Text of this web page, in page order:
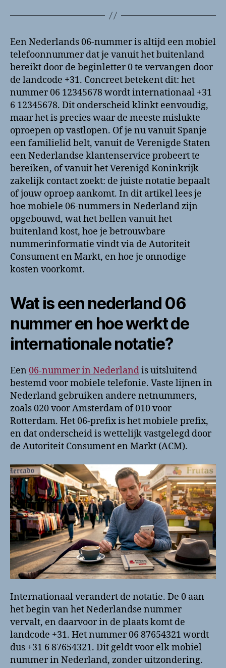
Een Nederlands 06-nummer is altijd een mobiel
telefoonnummer dat je vanuit het buitenland
bereikt door de beginletter 0 te vervangen door
de landcode +31. Concreet betekent dit: het
nummer 06 12345678 wordt internationaal +31
6 12345678. Dit onderscheid klinkt eenvoudig,
maar het is precies waar de meeste mislukte
oproepen op vastlopen. Of je nu vanuit Spanje
een familielid belt, vanuit de Verenigde Staten
een Nederlandse klantenservice probeert te
bereiken, of vanuit het Verenigd Koninkrijk
zakelijk contact zoekt: de juiste notatie bepaalt
of jouw oproep aankomt. In dit artikel lees je
hoe mobiele 06-nummers in Nederland zijn
opgebouwd, wat het bellen vanuit het
buitenland kost, hoe je betrouwbare
nummerinformatie vindt via de Autoriteit
Consument en Markt, en hoe je onnodige
kosten voorkomt.
Wat is een nederland 06
nummer en hoe werkt de
internationale notatie?
Een 06-nummer in Nederlandis uitsluitend
bestemd voor mobiele telefonie. Vaste lijnen in
Nederland gebruiken andere netnummers,
zoals 020 voor Amsterdam of 010 voor
Rotterdam. Het 06-prefix is het mobiele prefix,
en dat onderscheid is wettelijk vastgelegd door
de Autoriteit Consument en Markt (ACM).
Internationaal verandert de notatie. De 0 aan
het begin van het Nederlandse nummer
vervalt, en daarvoor in de plaats komt de
landcode +31. Het nummer 06 87654321 wordt
dus +31 6 87654321. Dit geldt voor elk mobiel
nummer in Nederland, zonder uitzondering.